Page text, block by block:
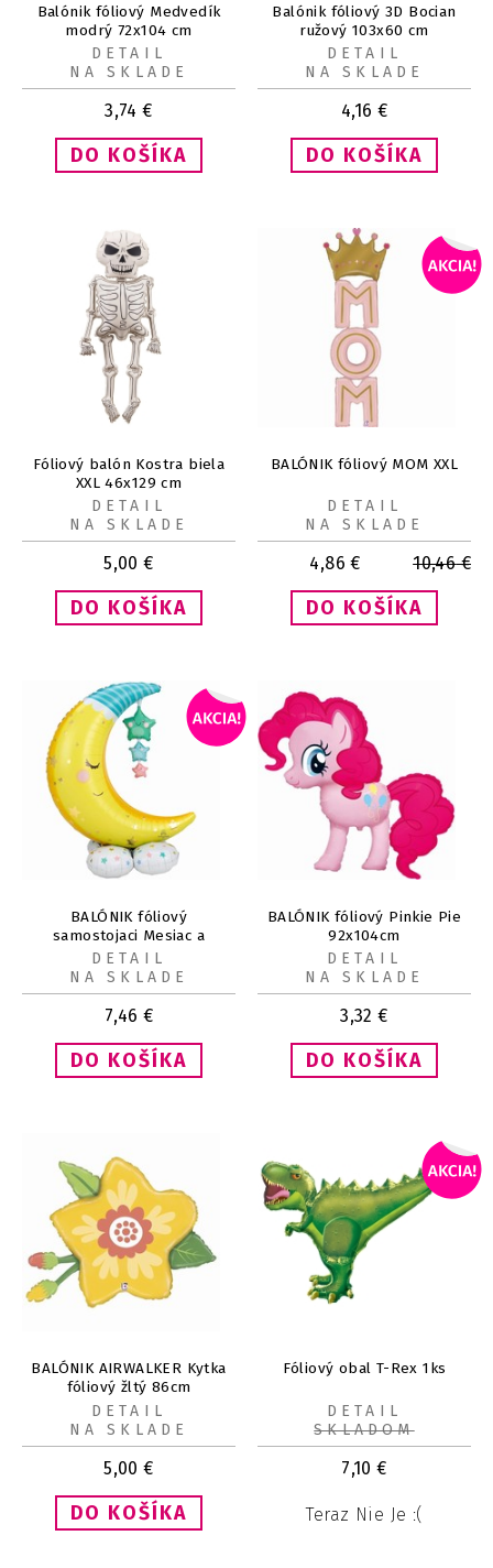
Balónik fóliový Medvedík
modrý 72x104 cm
3,74 €
DETAIL
NA SKLADE
Balónik fóliový 3D Bocian
ružový 103x60 cm
4,16 €
DETAIL
NA SKLADE
Fóliový balón Kostra biela
XXL 46x129 cm
5,00 €
DETAIL
NA SKLADE
BALÓNIK fóliový MOM XXL
4,86 € 10,46€
DETAIL
NA SKLADE
BALÓNIK fóliový
samostojaci Mesiac a
hviezdičky AirLoonz 139cm
7,46 €
DETAIL
NA SKLADE
BALÓNIK fóliový Pinkie Pie
92x104cm
3,32 €
DETAIL
NA SKLADE
BALÓNIK AIRWALKER Kytka
fóliový žltý 86cm
5,00 €
DETAIL
NA SKLADE
Fóliový obal T-Rex 1ks
7,10 €
Teraz Nie Je :(
DETAIL
SKLADOM